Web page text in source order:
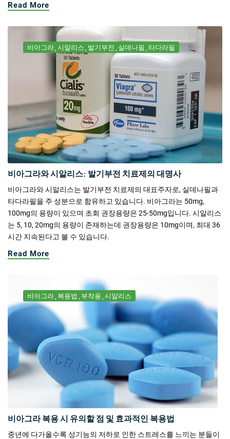
Read More
비아그라 시알리스 발기부전 실데나필 타다라필
비아그라와 시알리스: 발기부전 치료제의 대명사
비아그라와 시알리스는 발기부전 치료제의 대표주자로, 실데나필과
타다라필을 주 성분으로 함유하고 있습니다. 비아그라는 50mg,
100mg의 용량이 있으며 초회 권장용량은 25-50mg입니다. 시알리스
는 5, 10, 20mg의 용량이 존재하는데 권장용량은 10mg이며, 최대 36
시간 지속된다고 볼 수 있습니다.
Read More
비아그라 복용법 부작용 시알리스
비아그라 복용 시 유의할 점 및 효과적인 복용법
중년에 다가올수록 성기능의 저하로 인한 스트레스를 느끼는 분들이